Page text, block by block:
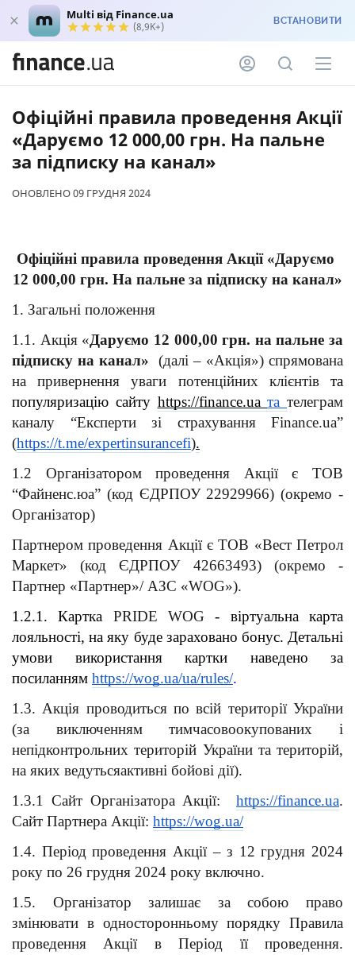
Multi від Finance.ua
(8,9K+) ВСТАНОВИТИ
Офіційні правила проведення Акції
«Даруємо 12 000,00 грн. На пальне
за підписку на канал»
ОНОВЛЕНО 09 ГРУДНЯ 2024
Офіційні правила проведення Акції «Даруємо
12 000,00 грн. На пальне за підписку на канал»
1. Загальні положення
1.1. Акція «Даруємо 12 000,00 грн. на пальне за
підписку на канал» (далі – «Акція») спрямована
на привернення уваги потенційних клієнтів та
популяризацію сайту https://finance.ua та телеграм
каналу “Експерти зі страхування Finance.ua”
(https://t.me/expertinsurancefi).
1.2 Організатором проведення Акції є ТОВ
“Файненс.юа” (код ЄДРПОУ 22929966) (окремо -
Організатор)
Партнером проведення Акції є ТОВ «Вест Петрол
Маркет» (код ЄДРПОУ 42663493) (окремо -
Партнер «Партнер»/ АЗС «WOG»).
1.2.1. Картка PRIDE WOG - віртуальна карта
лояльності, на яку буде зараховано бонус. Детальні
умови використання картки наведено за
посиланням https://wog.ua/ua/rules/.
1.3. Акція проводиться по всій території України
(за виключенням тимчасовоокупованих і
непідконтрольних територій України та територій,
на яких ведутьсяактивні бойові дії).
1.3.1 Сайт Організатора Акції: https://finance.ua.
Сайт Партнера Акції: https://wog.ua/
1.4. Період проведення Акції – з 12 грудня 2024
року по 26 грудня 2024 року включно.
1.5. Організатор залишає за собою право
змінювати в односторонньому порядку Правила
проведення Акції в Період її проведення.